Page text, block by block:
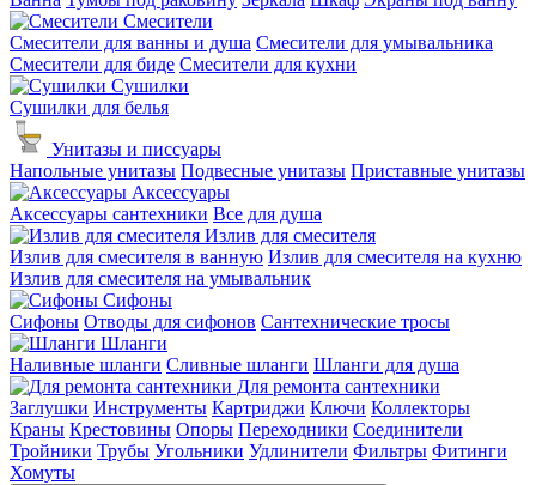
Смесители
Смесители для ванны и душа Смесители для умывальника
Смесители для биде Смесители для кухни
Сушилки
Сушилки для белья
Унитазы и писсуары
Напольные унитазы Подвесные унитазы Приставные унитазы
Аксессуары
Аксессуары сантехники Все для душа
Излив для смесителя
Излив для смесителя в ванную Излив для смесителя на кухню
Излив для смесителя на умывальник
Сифоны
Сифоны Отводы для сифонов Сантехнические тросы
Шланги
Наливные шланги Сливные шланги Шланги для душа
Для ремонта сантехники
Заглушки Инструменты Картриджи Ключи Коллекторы
Краны Крестовины Опоры Переходники Соединители
Тройники Трубы Угольники Удлинители Фильтры Фитинги
Хомуты